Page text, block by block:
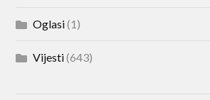
Oglasi(1)
Vijesti(643)